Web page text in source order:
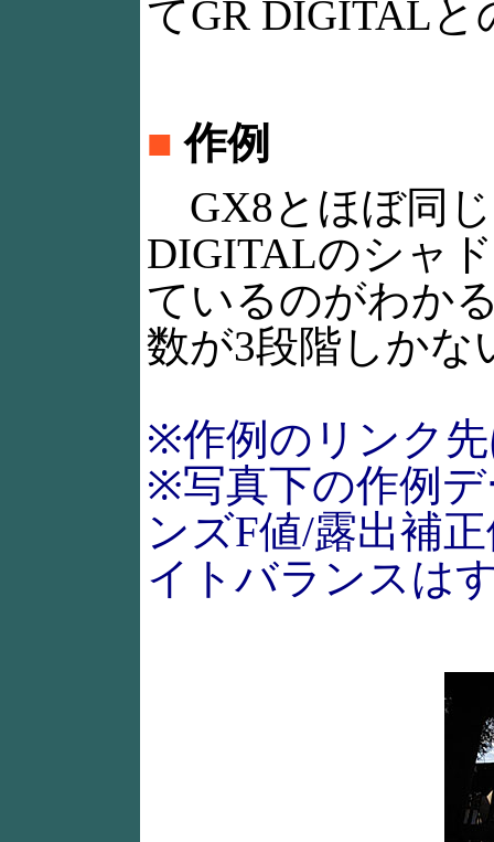
てGR DIGITAL
■ 作例
GX8とほぼ同
DIGITALのシャ
ているのがわか
数が3段階しかな
※作例のリンク
※写真下の作例
ンズF値/露出補
イトバランスは